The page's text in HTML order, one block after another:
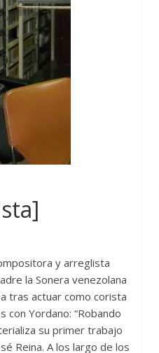
y arreglista
la Sonera venezolana
tras actuar como corista
con Yordano: “Robando
su primer trabajo
Reina. A los largo de los